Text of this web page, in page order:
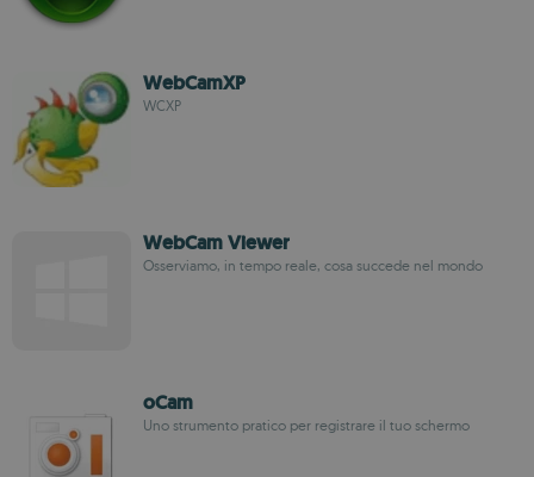
WebCamXP
WCXP
WebCam Viewer
Osserviamo, in tempo reale, cosa succede nel mondo
oCam
Uno strumento pratico per registrare il tuo schermo